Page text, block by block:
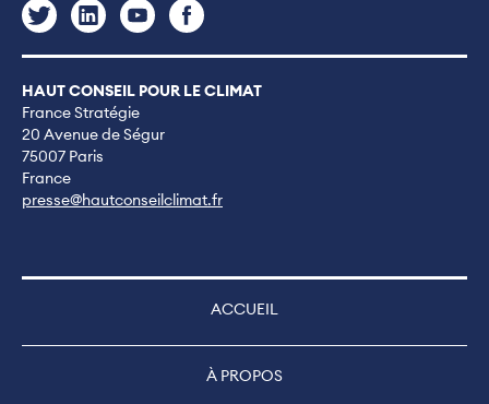
HAUT CONSEIL POUR LE CLIMAT
France Stratégie
20 Avenue de Ségur
75007 Paris
France
presse@hautconseilclimat.fr
ACCUEIL
À PROPOS